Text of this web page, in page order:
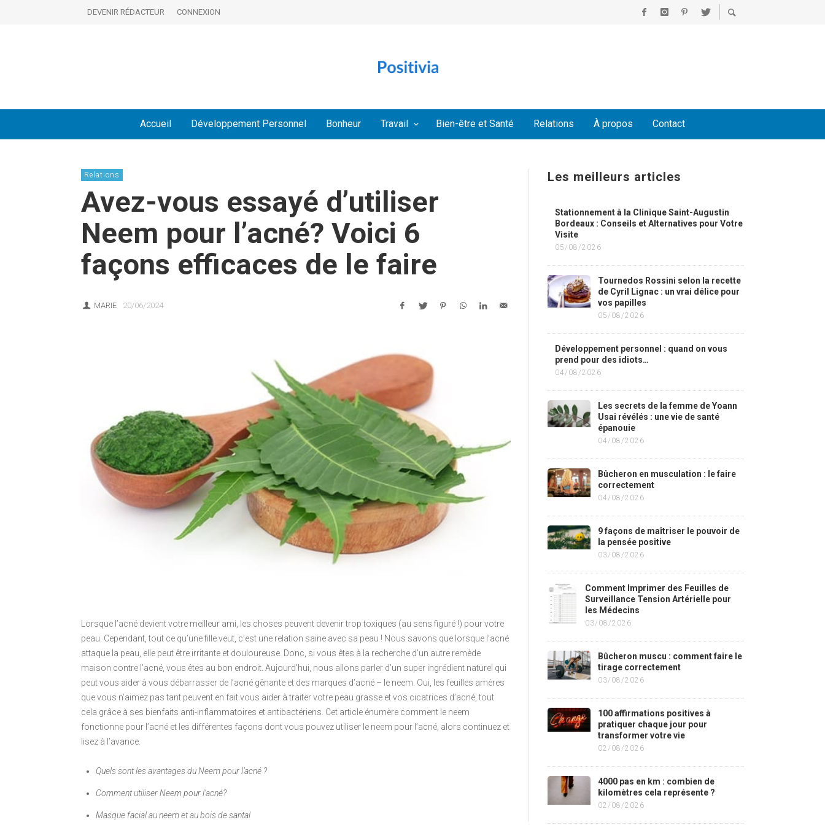
DEVENIR RÉDACTEUR CONNEXION
Accueil Développement Personnel Bonheur Travail Bien-être et Santé Relations À propos Contact
Relations
Avez-vous essayé d’utiliser
Neem pour l’acné? Voici 6
façons efficaces de le faire
MARIE 20/06/2024
Lorsque l’acné devient votre meilleur ami, les choses peuvent devenir trop toxiques (au sens figuré !) pour votre
peau. Cependant, tout ce qu’une fille veut, c’est une relation saine avec sa peau ! Nous savons que lorsque l’acné
attaque la peau, elle peut être irritante et douloureuse. Donc, si vous êtes à la recherche d’un autre remède
maison contre l’acné, vous êtes au bon endroit. Aujourd’hui, nous allons parler d’un super ingrédient naturel qui
peut vous aider à vous débarrasser de l’acné gênante et des marques d’acné – le neem. Oui, les feuilles amères
que vous n’aimez pas tant peuvent en fait vous aider à traiter votre peau grasse et vos cicatrices d’acné, tout
cela grâce à ses bienfaits anti-inflammatoires et antibactériens. Cet article énumère comment le neem
fonctionne pour l’acné et les différentes façons dont vous pouvez utiliser le neem pour l’acné, alors continuez et
lisez à l’avance.
Quels sont les avantages du Neem pour l’acné ?
Comment utiliser Neem pour l’acné?
Masque facial au neem et au bois de santal
Les meilleurs articles
Stationnement à la Clinique Saint-Augustin
Bordeaux : Conseils et Alternatives pour Votre
Visite
05/08/2026
Tournedos Rossini selon la recette
de Cyril Lignac : un vrai délice pour
vos papilles
05/08/2026
Développement personnel : quand on vous
prend pour des idiots…
04/08/2026
Les secrets de la femme de Yoann
Usai révélés : une vie de santé
épanouie
04/08/2026
Bûcheron en musculation : le faire
correctement
04/08/2026
9 façons de maîtriser le pouvoir de
la pensée positive
03/08/2026
Comment Imprimer des Feuilles de
Surveillance Tension Artérielle pour
les Médecins
03/08/2026
Bûcheron muscu : comment faire le
tirage correctement
03/08/2026
100 affirmations positives à
pratiquer chaque jour pour
transformer votre vie
02/08/2026
4000 pas en km : combien de
kilomètres cela représente ?
02/08/2026